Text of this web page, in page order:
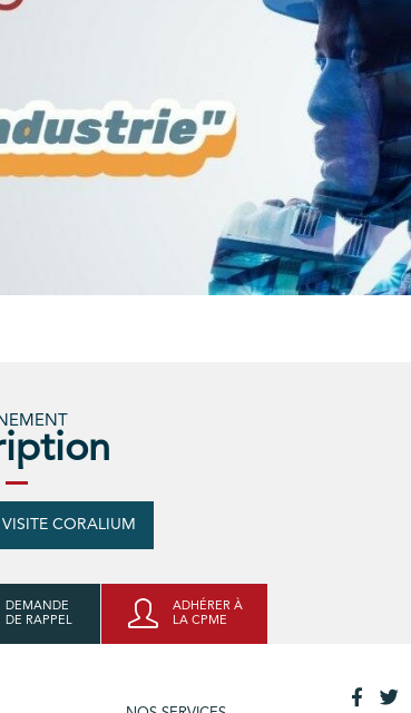
VISITE CORALIUM
DEMANDE
DE RAPPEL
ADHÉRER À
LA CPME